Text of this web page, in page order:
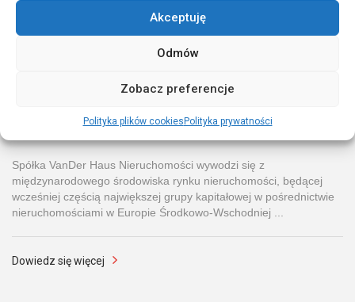
Akceptuję
Odmów
Zobacz preferencje
Polityka plików cookiesPolityka prywatności
przygotowujemy i przeprowadzamy sprawy związane z
umowy najmu w przypadkach
określonych w umowie najmu oraz protokolarnym
Spółka VanDer Haus Nieruchomości wywodzi się z
międzynarodowego środowiska rynku nieruchomości, będącej
wcześniej częścią największej grupy kapitałowej w pośrednictwie
nieruchomościami w Europie Środkowo-Wschodniej ...
Dowiedz się więcej